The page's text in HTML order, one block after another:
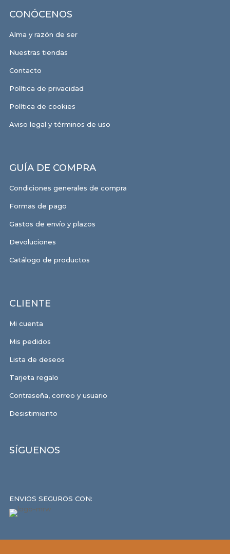
CONÓCENOS
Alma y razón de ser
Nuestras tiendas
Contacto
Política de privacidad
Política de cookies
Aviso legal y términos de uso
GUÍA DE COMPRA
Condiciones generales de compra
Formas de pago
Gastos de envío y plazos
Devoluciones
Catálogo de productos
CLIENTE
Mi cuenta
Mis pedidos
Lista de deseos
Tarjeta regalo
Contraseña, correo y usuario
Desistimiento
SÍGUENOS
ENVIOS SEGUROS CON: